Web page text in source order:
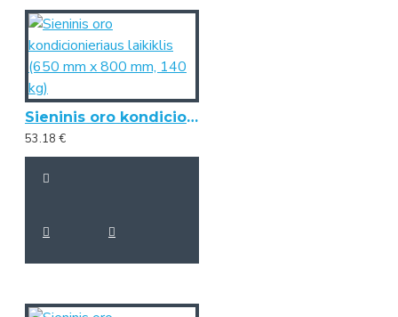
Sieninis oro kondicionieriaus laikiklis (650 mm x 800 mm, 140 kg)
53.18 €